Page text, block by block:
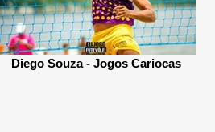
Diego Souza - Jogos Cariocas